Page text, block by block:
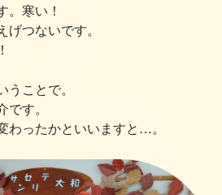
。寒い！
げつないです。
うことで。
です。
わったかといいますと…。